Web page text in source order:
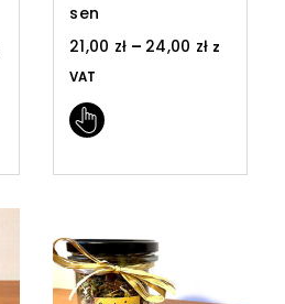
sen
21,00 zł – 24,00 zł z
VAT